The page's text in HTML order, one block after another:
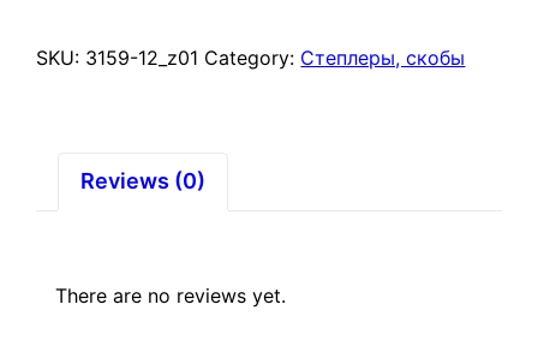
53
SKU: 3159-12_z01 Category: Степлеры, скобы
Reviews (0)
There are no reviews yet.